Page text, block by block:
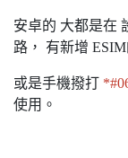
安卓的 大都是在
路， 有新增
或是手機撥打
使用。